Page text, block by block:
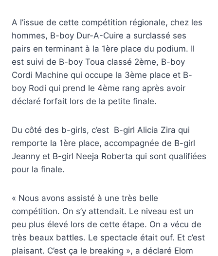
A l’issue de cette compétition régionale, chez les
hommes, B-boy Dur-A-Cuire a surclassé ses
pairs en terminant à la 1ère place du podium. Il
est suivi de B-boy Toua classé 2ème, B-boy
Cordi Machine qui occupe la 3ème place et B-
boy Rodi qui prend le 4ème rang après avoir
déclaré forfait lors de la petite finale.
Du côté des b-girls, c’est B-girl Alicia Zira qui
remporte la 1ère place, accompagnée de B-girl
Jeanny et B-girl Neeja Roberta qui sont qualifiées
pour la finale.
« Nous avons assisté à une très belle
compétition. On s’y attendait. Le niveau est un
peu plus élevé lors de cette étape. On a vécu de
très beaux battles. Le spectacle était ouf. Et c’est
plaisant. C’est ça le breaking », a déclaré Elom